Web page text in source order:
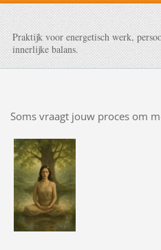
Praktijk voor energetisch werk,
innerlijke balans.
Soms vraagt jouw proces om